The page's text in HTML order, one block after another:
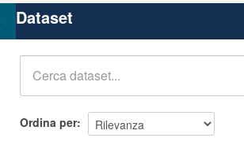
Organizzazioni
Gruppi
Dataset
Ordina per